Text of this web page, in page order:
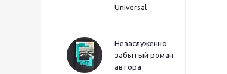
Universal
Незаслуженно
забытый роман
автора